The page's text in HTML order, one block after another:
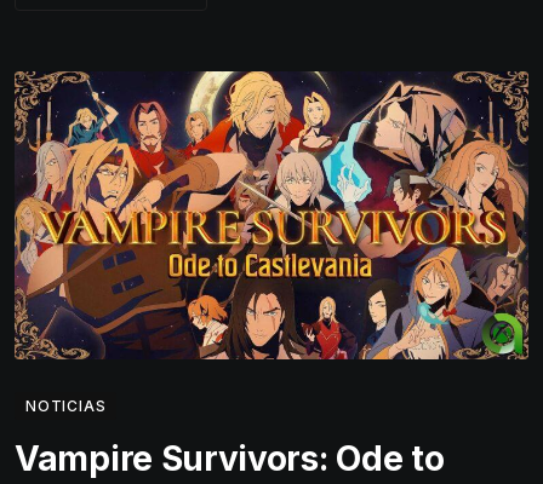
NOTICIAS
Vampire Survivors: Ode to